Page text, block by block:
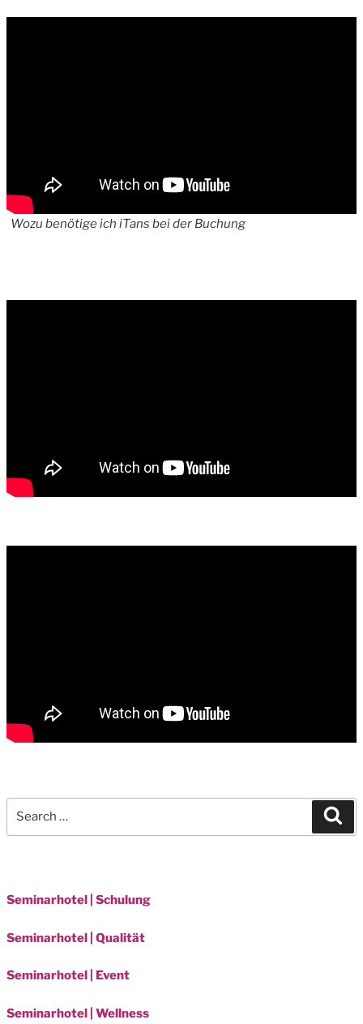
Wozu benötige ich iTans bei der Buchung
Seminarhotel | Schulung
Seminarhotel | Qualität
Seminarhotel | Event
Seminarhotel | Wellness